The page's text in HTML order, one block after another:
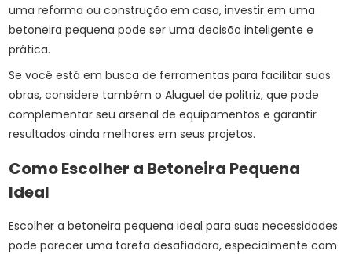
uma reforma ou construção em casa, investir em uma
betoneira pequena pode ser uma decisão inteligente e
prática.
Se você está em busca de ferramentas para facilitar suas
obras, considere também oAluguel de politriz, que pode
complementar seu arsenal de equipamentos e garantir
resultados ainda melhores em seus projetos.
Como Escolher a Betoneira Pequena
Ideal
Escolher a betoneira pequena ideal para suas necessidades
pode parecer uma tarefa desafiadora, especialmente com